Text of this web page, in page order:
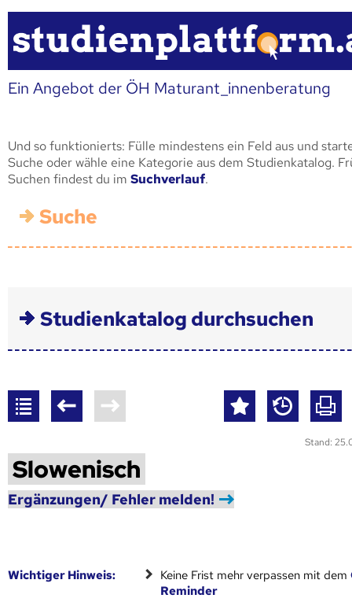
Ein Angebot der ÖH Maturant_innenberatung
Und so funktionierts: Fülle mindestens ein Feld aus und
Suche oder wähle eine Kategorie aus dem Studienkatalog.
Suchen findest du im Suchverlauf.
Suche
Studienkatalog durchsuchen
Stand:
Slowenisch
Ergänzungen/ Fehler melden!
Wich­ti­ger Hin­weis: Keine Frist mehr verpassen mit dem
Reminder